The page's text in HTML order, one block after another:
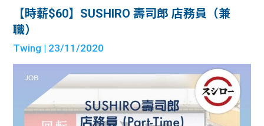
【時薪$60】SUSHIRO 壽司郎 店務員（兼
職）
Twing | 23/11/2020